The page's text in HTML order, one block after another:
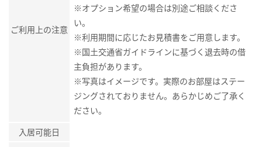
ご利用上の注意
※オプション希望の場合は別途ご相談くださ
い。
※利用期間に応じたお見積書をご用意します。
※国土交通省ガイドラインに基づく退去時の借
主負担があります。
※写真はイメージです。実際のお部屋はステー
ジングされておりません。あらかじめご了承く
ださい。
入居可能日